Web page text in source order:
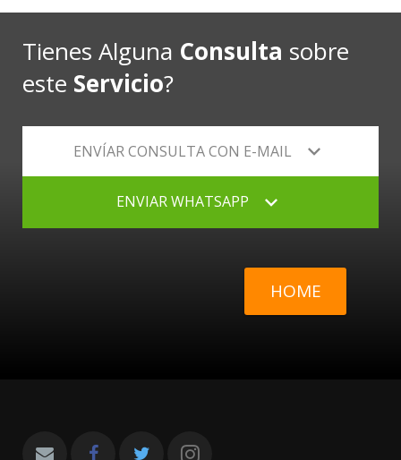
Tienes Alguna Consulta sobre
este Servicio?
ENVÍAR CONSULTA CON E-MAIL
ENVIAR WHATSAPP
HOME